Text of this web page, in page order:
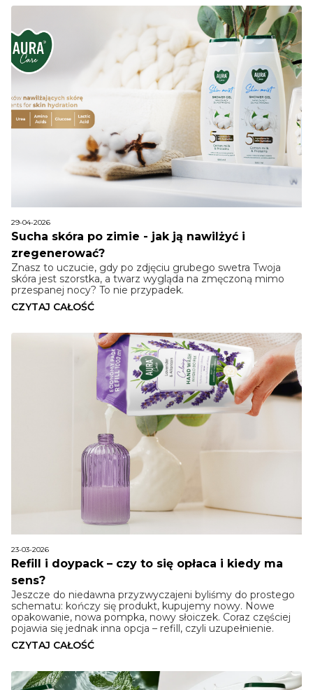
29-04-2026
Sucha skóra po zimie - jak ją nawilżyć i
zregenerować?
Znasz to uczucie, gdy po zdjęciu grubego swetra Twoja
skóra jest szorstka, a twarz wygląda na zmęczoną mimo
przespanej nocy? To nie przypadek.
CZYTAJ CAŁOŚĆ
23-03-2026
Refill i doypack – czy to się opłaca i kiedy ma
sens?
Jeszcze do niedawna przyzwyczajeni byliśmy do prostego
schematu: kończy się produkt, kupujemy nowy. Nowe
opakowanie, nowa pompka, nowy słoiczek. Coraz częściej
pojawia się jednak inna opcja – refill, czyli uzupełnienie.
CZYTAJ CAŁOŚĆ